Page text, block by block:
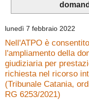
lunedì 7 febbraio 2022
Nell'ATPO è consentito
l'ampliamento della
giudiziaria per
richiesta nel ricorso
(Tribunale Catania,
RG 6253/2021)